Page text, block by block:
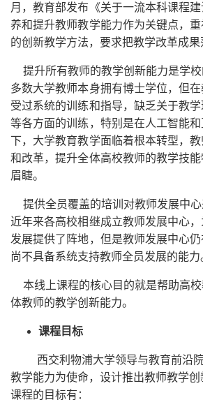
月，教育部发布《关于一流本科课程
养和提升教师教学能力作为关键点，
的创新教学方法，要求把教学改革成果
提升所有教师的教学创新能力是学
多数大学教师本身拥有博士学位，但
受过系统的训练和指导，缺乏关于教
等各方面的训练，特别是在人工智能
下，大学教育教学面临着根本转型，
和改革，提升全体高校教师的教学技
眉睫。
提供全员覆盖的培训对教师发展中
近年来各高校相继成立教师发展中心
发展提供了阵地，但是教师发展中心仍
尚不具备系统支持教师全员发展的能力
本线上课程的核心目的就是帮助高
体教师的教学创新能力。
课程目标
西交利物浦大学领导与教育前沿
教学能力为使命，设计推出教师教学
课程的目标有：